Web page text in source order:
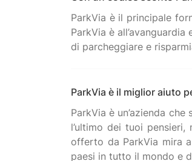
ParkVia è il principale
ParkVia è
ParkVia è il miglior aiuto
ParkVia è un’azienda
l’ultimo dei tuoi
offerto da ParkVia mira
paesi in tutto il mondo e